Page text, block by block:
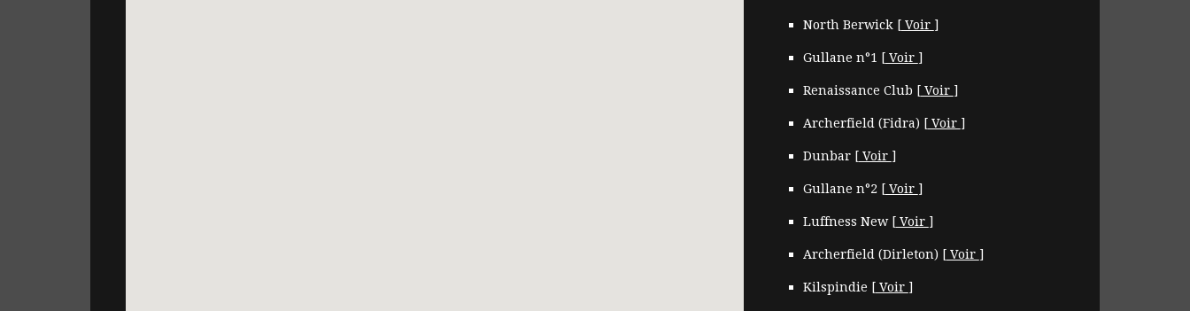
North Berwick [Voir ]
Gullane n°1 [Voir ]
Renaissance Club [Voir ]
Archerfield (Fidra) [Voir ]
Dunbar [Voir ]
Gullane n°2 [Voir ]
Luffness New [Voir ]
Archerfield (Dirleton) [Voir ]
Kilspindie [Voir ]